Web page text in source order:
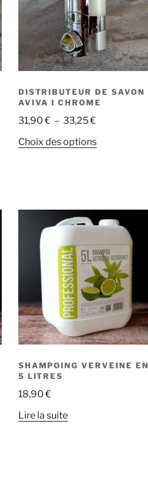
DISTRIBUTEUR DE SAVON
AVIVA I CHROME
31,90€ – 33,25€Plage
prix :
Choix des optionsCe
Les
options
peuvent
être
choisies
sur
la
page
du
produit
SHAMPOING VERVEINE EN
5 LITRES
18,90€
Lire la suite